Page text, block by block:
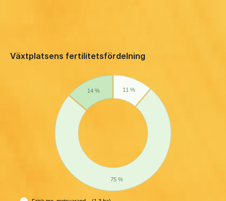
Växtplatsens fertilitetsfördelning
11 %
75 %
14 %